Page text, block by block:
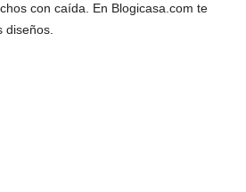
con caída. En Blogicasa.com te
diseños.